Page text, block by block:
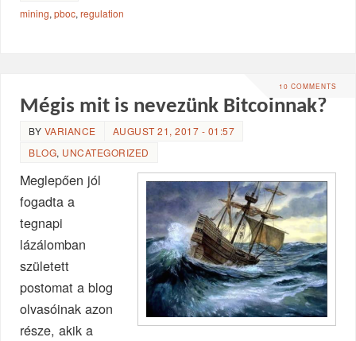
mining,pboc,regulation
10 COMMENTS
Mégis mit is nevezünk Bitcoinnak?
BY VARIANCE
AUGUST 21, 2017 - 01:57
BLOG, UNCATEGORIZED
Meglepően jól
fogadta a
tegnapi
lázálomban
született
postomat a blog
olvasóinak azon
része, akik a